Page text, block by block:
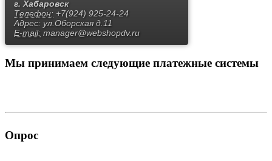
г. Хабаровск
Телефон: +7(924) 925-24-24
Адрес: ул.Оборская д.11
E-mail: manager@webshopdv.ru
Мы принимаем следующие платежные системы
Опрос